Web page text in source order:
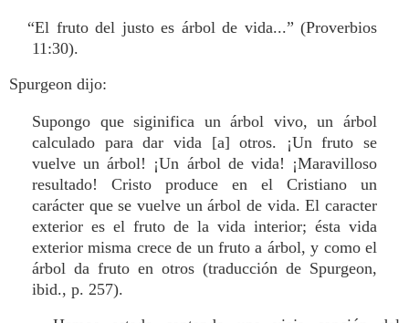
“El fruto del justo es árbol de vida...” (Proverbios
11:30).
Spurgeon dijo:
Supongo que siginifica un árbol vivo, un árbol
calculado para dar vida [a] otros. ¡Un fruto se
vuelve un árbol! ¡Un árbol de vida! ¡Maravilloso
resultado! Cristo produce en el Cristiano un
carácter que se vuelve un árbol de vida. El caracter
exterior es el fruto de la vida interior; ésta vida
exterior misma crece de un fruto a árbol, y como el
árbol da fruto en otros (traducción de Spurgeon,
ibid., p. 257).